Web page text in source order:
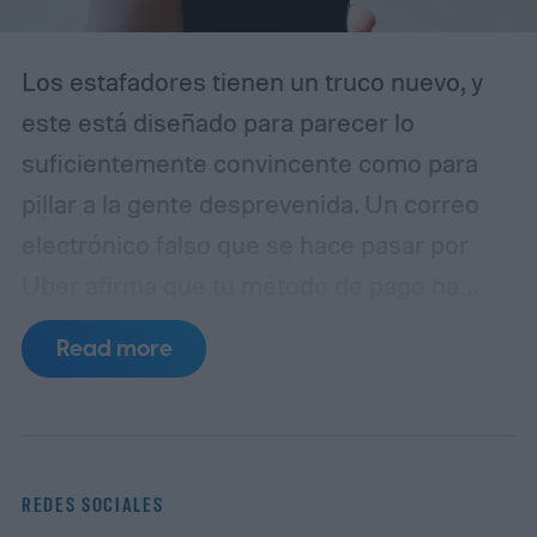
Los estafadores tienen un truco nuevo, y
este está diseñado para parecer lo
suficientemente convincente como para
pillar a la gente desprevenida. Un correo
caducado y te insta a actualizar tus datos
de facturación inmediatamente. A simple
phishing diseñado para robar tu
Read more
REDES SOCIALES